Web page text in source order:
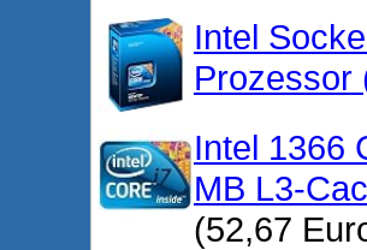
Intel
Prozessor
Intel 1366
MB L3-
(52,67